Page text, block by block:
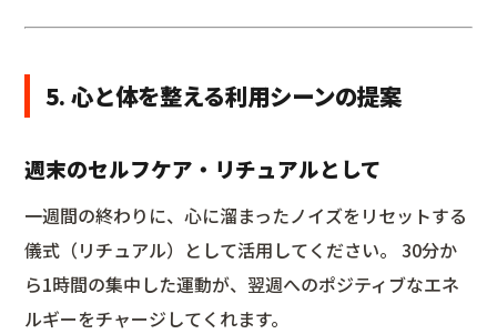
5. 心と体を整える利用シーンの提案
週末のセルフケア・リチュアルとして
一週間の終わりに、心に溜まったノイズをリセットする
儀式（リチュアル）として活用してください。 30分か
ら1時間の集中した運動が、翌週へのポジティブなエネ
ルギーをチャージしてくれます。